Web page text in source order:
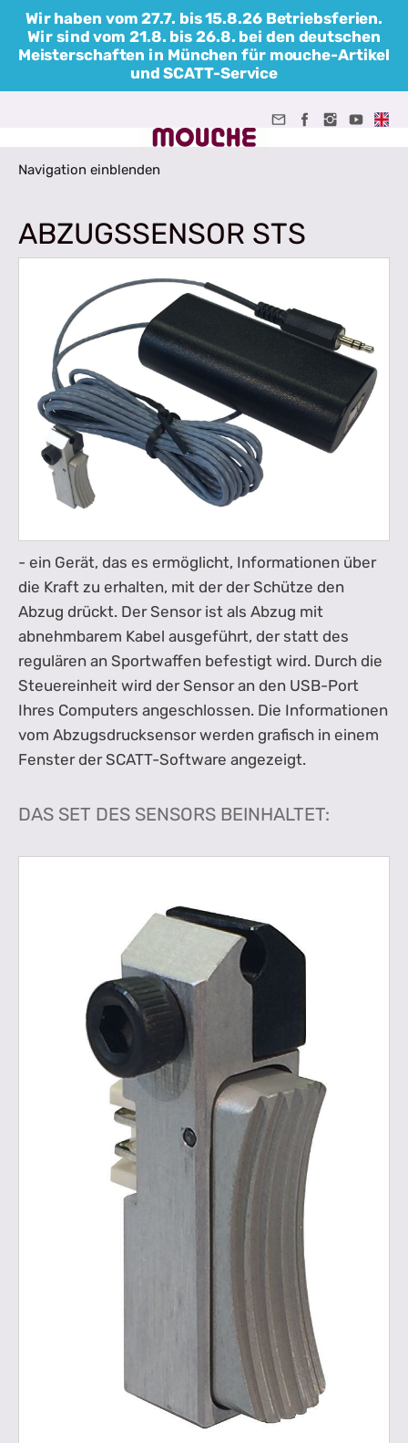
Wir haben vom 27.7. bis 15.8.26 Betriebsferien.
Wir sind vom 21.8. bis 26.8. bei den deutschen
Meisterschaften in München für mouche-Artikel
und SCATT-Service
Navigation einblenden
ABZUGSSENSOR STS
- ein Gerät, das es ermöglicht, Informationen über
die Kraft zu erhalten, mit der der Schütze den
Abzug drückt. Der Sensor ist als Abzug mit
abnehmbarem Kabel ausgeführt, der statt des
regulären an Sportwaffen befestigt wird. Durch die
Steuereinheit wird der Sensor an den USB-Port
Ihres Computers angeschlossen. Die Informationen
vom Abzugsdrucksensor werden grafisch in einem
Fenster der SCATT-Software angezeigt.
DAS SET DES SENSORS BEINHALTET: